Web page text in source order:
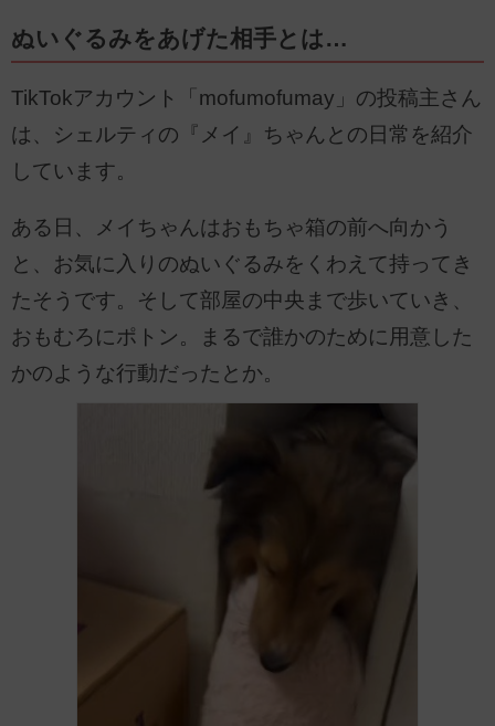
ぬいぐるみをあげた相手とは…
TikTokアカウント「mofumofumay」の投稿主さん
は、シェルティの『メイ』ちゃんとの日常を紹介
しています。
ある日、メイちゃんはおもちゃ箱の前へ向かう
と、お気に入りのぬいぐるみをくわえて持ってき
たそうです。そして部屋の中央まで歩いていき、
おもむろにポトン。まるで誰かのために用意した
かのような行動だったとか。